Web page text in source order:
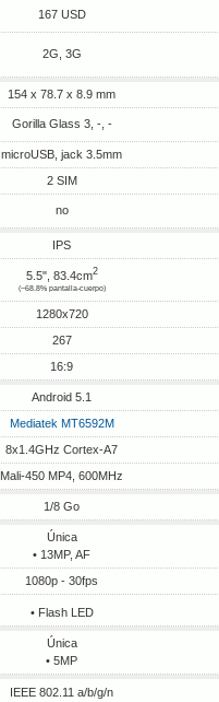
167 USD
2G, 3G
154 x 78.7 x 8.9 mm
Gorilla Glass 3, -, -
microUSB, jack 3.5mm
2 SIM
no
IPS
5.5", 83.4cm2
(~68.8% pantalla-cuerpo)
1280x720
267
16:9
Android 5.1
Mediatek MT6592M
8x1.4GHz Cortex-A7
Mali-450 MP4, 600MHz
1/8 Go
Única
• 13MP, AF
1080p - 30fps
• Flash LED
Única
• 5MP
IEEE 802.11 a/b/g/n